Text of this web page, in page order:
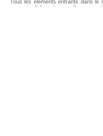
Tous les éléments entrants dans le
en sortir. Il faut donc veiller